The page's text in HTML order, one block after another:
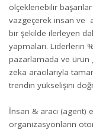
ölçeklenebilir
vazgeçerek insan ve
bir şekilde ilerleyen
yapmaları. Liderlerin
pazarlamada ve ürün
zeka aracılarıyla
trendin yükselişini
İnsan & aracı
organizasyonların